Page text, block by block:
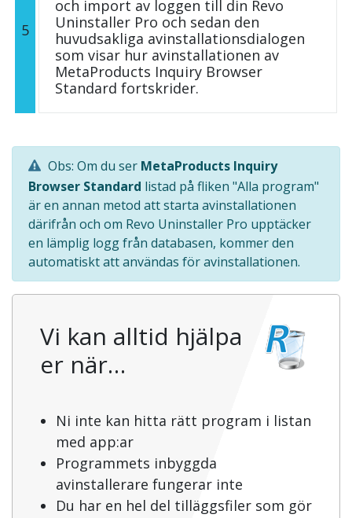
5
och import av loggen till din Revo
Uninstaller Pro och sedan den
huvudsakliga avinstallationsdialogen
som visar hur avinstallationen av
MetaProducts Inquiry Browser
Standard fortskrider.
Obs: Om du ser MetaProducts Inquiry
Browser Standard listad på fliken "Alla program"
är en annan metod att starta avinstallationen
därifrån och om Revo Uninstaller Pro upptäcker
en lämplig logg från databasen, kommer den
automatiskt att användas för avinstallationen.
Vi kan alltid hjälpa
er när…
Ni inte kan hitta rätt program i listan
med app:ar
Programmets inbyggda
avinstallerare fungerar inte
Du har en hel del tilläggsfiler som gör